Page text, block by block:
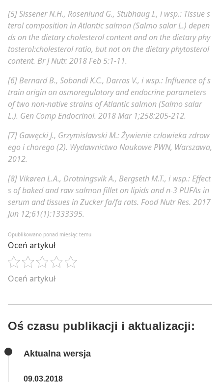
[5] Sissener N.H., Rosenlund G., Stubhaug I., i wsp.: Tissue s
terol composition in Atlantic salmon (Salmo salar L.) depen
ds on the dietary cholesterol content and on the dietary phy
tosterol:cholesterol ratio, but not on the dietary phytosterol
content. Br J Nutr. 2018 Feb 5:1-11.
[6] Bernard B., Sobandi K.C., Darras V., i wsp.:Influence of s
train origin on osmoregulatory and endocrine parameters
of two non-native strains of Atlantic salmon (Salmo salar
L.). Gen Comp Endocrinol. 2018 Mar 1;258:205-212.
[7] Gawęcki J., Grzymisławski M.:Żywienie człowieka zdrow
ego i chorego (2). Wydawnictwo Naukowe PWN, Warszawa,
2012.
[8] Vikøren L.A., Drotningsvik A., Bergseth M.T., i wsp.: Effect
s of baked and raw salmon fillet on lipids and n-3 PUFAs in
serum and tissues in Zucker fa/fa rats​​​​​​​​​​​​​​​​​​​​. Food Nutr Res. 2017
Jun 12;61(1):1333395.
Opublikowano ponad miesiąc temu
Oceń artykuł
Oceń artykuł
Oś czasu publikacji i aktualizacji:
Aktualna wersja
09.03.2018